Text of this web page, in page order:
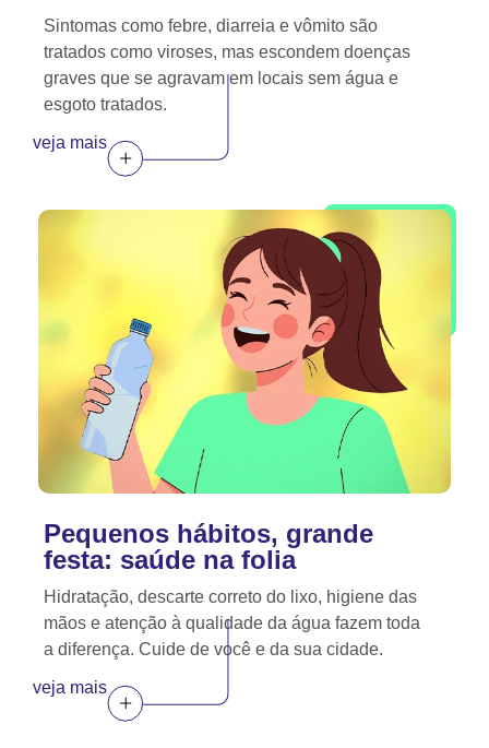
Sintomas como febre, diarreia e vômito são
tratados como viroses, mas escondem doenças
graves que se agravam em locais sem água e
esgoto tratados.
veja mais
Pequenos hábitos, grande
festa: saúde na folia
Hidratação, descarte correto do lixo, higiene das
mãos e atenção à qualidade da água fazem toda
a diferença. Cuide de você e da sua cidade.
veja mais